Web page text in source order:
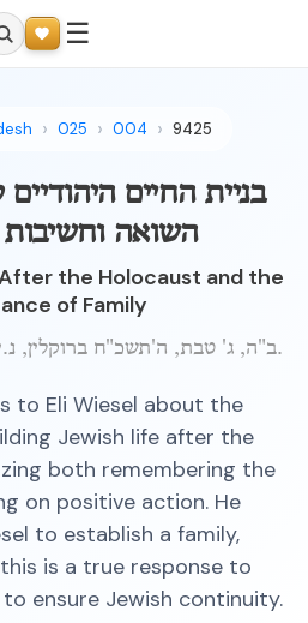
☰
025 004 9425
בניית החיים
השואה
the Holocaust and the
of Family
ב"ה, ג' טבת, ה'תשכ"ח ברוקלין, נ.י.
to Eli Wiesel about the
Jewish life after the
both remembering the
on positive action. He
to establish a family,
is a true response to
ensure Jewish continuity.